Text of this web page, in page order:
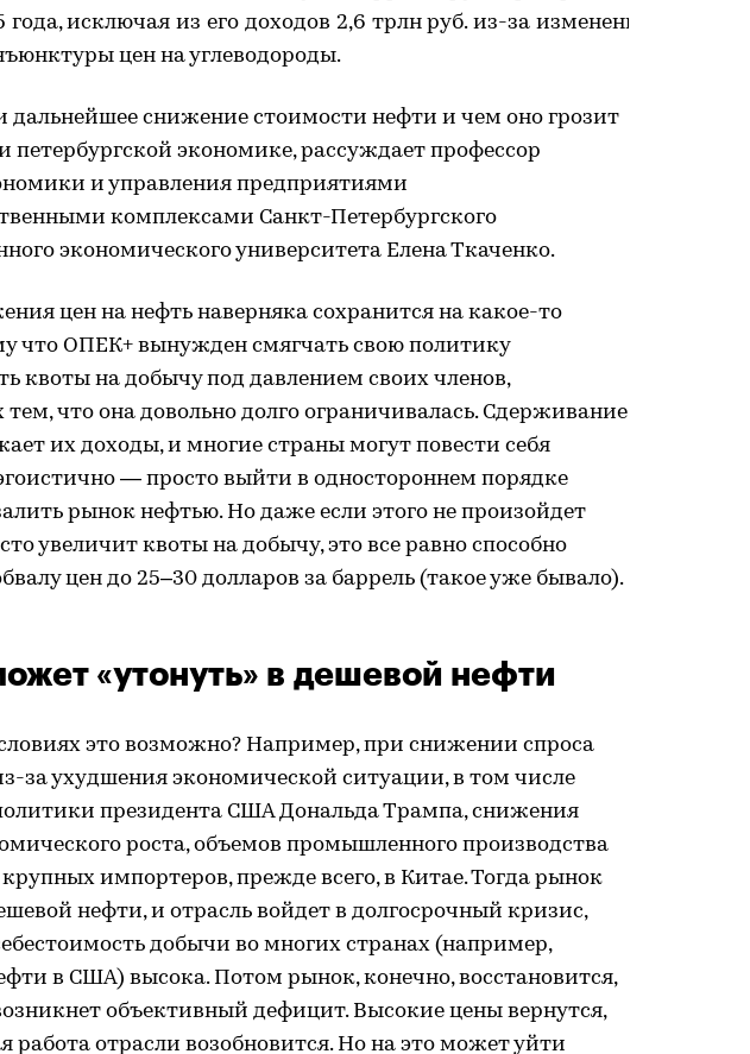
исключая из его доходов 2,6 трлн руб. из-за изменения
цен на углеводороды.
дальнейшее снижение стоимости нефти и чем оно грозит
петербургской экономике, рассуждает профессор
и управления предприятиями
комплексами Санкт-Петербургского
экономического университета Елена Ткаченко.
цен на нефть наверняка сохранится на какое-то
что ОПЕК+ вынужден смягчать свою политику
квоты на добычу под давлением своих членов,
тем, что она довольно долго ограничивалась. Сдерживание
их доходы, и многие страны могут повести себя
— просто выйти в одностороннем порядке
рынок нефтью. Но даже если этого не произойдет
увеличит квоты на добычу, это все равно способно
цен до 25–30 долларов за баррель (такое уже бывало).
«утонуть» в дешевой нефти
это возможно? Например, при снижении спроса
за ухудшения экономической ситуации, в том числе
президента США Дональда Трампа, снижения
роста, объемов промышленного производства
импортеров, прежде всего, в Китае. Тогда рынок
нефти, и отрасль войдет в долгосрочный кризис,
добычи во многих странах (например,
в США) высока. Потом рынок, конечно, восстановится,
объективный дефицит. Высокие цены вернутся,
работа отрасли возобновится. Но на это может уйти